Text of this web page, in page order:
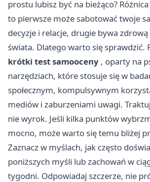
prostu lubisz być na bieżąco?
to pierwsze może sabotować twoje
decyzje i relacje, drugie bywa zdrową
świata. Dlatego warto się sprawdzić.
krótki test samooceny , oparty na
narzędziach, które stosuje się w
społecznym, kompulsywnym
mediów i zaburzeniami uwagi.
nie wyrok. Jeśli kilka punktów
mocno, może warto się temu bliżej
Zaznacz w myślach, jak często
poniższych myśli lub zachowań w
tygodni. Odpowiadaj szczerze, nie